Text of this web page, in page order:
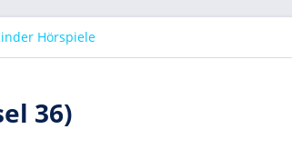
Hörspiele
36)